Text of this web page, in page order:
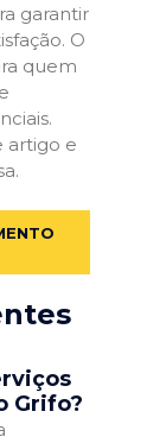
garantir
O
quem
artigo e
Grifo?